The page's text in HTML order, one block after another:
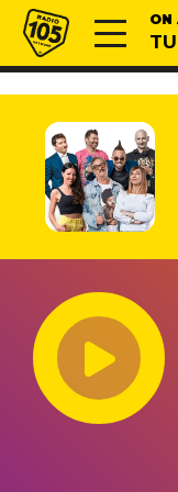
Vai al contenuto
Radio 105 ON
Audio
Player